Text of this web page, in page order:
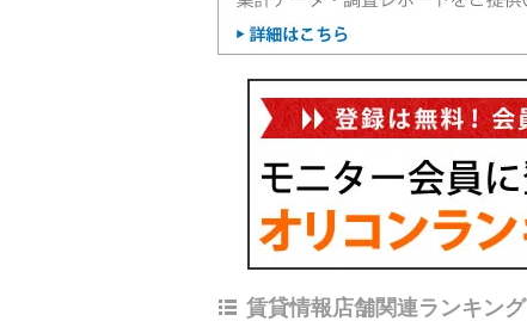
賃貸情報店舗関連ランキング